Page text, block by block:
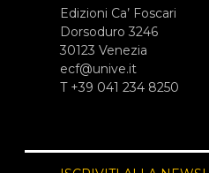
Edizioni Ca’ Foscari
Dorsoduro 3246
30123 Venezia
ecf@unive.it
T +39 041 234 8250